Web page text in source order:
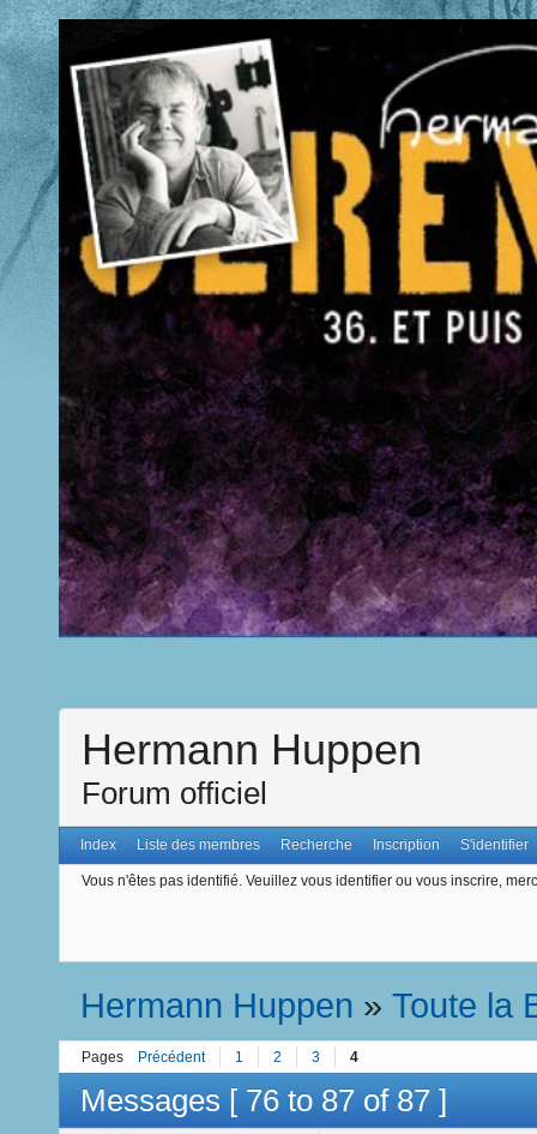
Hermann Huppen
Forum officiel
Index Liste des membres Recherche Inscription S'identifier
Vous n'êtes pas identifié. Veuillez vous identifier ou vous inscrire,
Hermann Huppen »Toute la
Pages Précédent 1 2 3 4
Messages [ 76 to 87 of 87 ]